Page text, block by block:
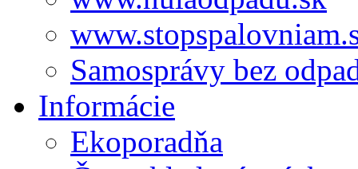
Samosprávy bez
Informácie
Ekoporadňa